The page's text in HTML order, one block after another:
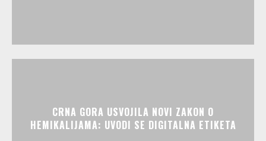
CRNA GORA USVOJILA NOVI ZAKON O
HEMIKALIJAMA: UVODI SE DIGITALNA ETIKETA